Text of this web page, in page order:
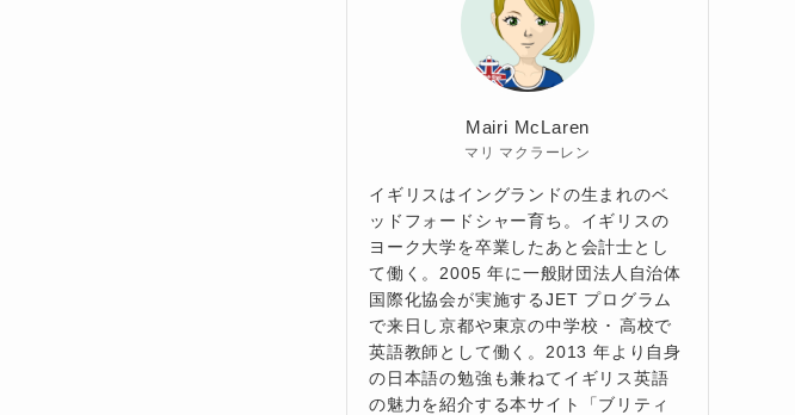
Mairi McLaren
マリ マクラーレン
イギリスはイングランドの生まれのベ
ッドフォードシャー育ち。イギリスの
ヨーク大学を卒業したあと会計士とし
て働く。2005 年に一般財団法人自治体
国際化協会が実施するJET プログラム
で来日し京都や東京の中学校 ･ 高校で
英語教師として働く。2013 年より自身
の日本語の勉強も兼ねてイギリス英語
の魅力を紹介する本サイト「ブリティ